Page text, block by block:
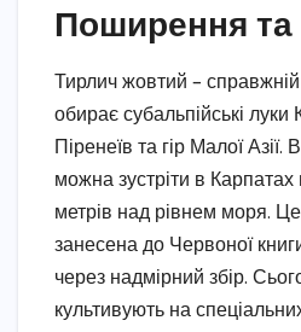
Поширення та
Тирлич жовтий – справжній
обирає субальпійські
Піренеїв та гір Малої Азії.
можна зустріти в Карпатах
метрів над рівнем моря.
занесена до Червоної
через надмірний збір.
культивують на